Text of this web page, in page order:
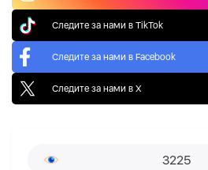
Следите за нами в TikTok
Следите за нами в Facebook
Следите за нами в X
3225